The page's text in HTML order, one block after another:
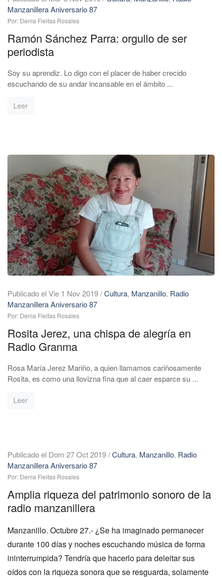
Manzanillera Aniversario 87
Por: Denia Fleitas Rosales
Ramón Sánchez Parra: orgullo de ser
periodista
Soy su aprendiz. Lo digo con el placer de haber crecido
escuchando de su andar incansable en el ámbito ...
Leer
Publicado el Vie 1 Nov 2019/Cultura, Manzanillo, Radio
Manzanillera Aniversario 87
Por: Denia Fleitas Rosales
Rosita Jerez, una chispa de alegría en
Radio Granma
Rosa María Jerez Mariño, a quien llamamos cariñosamente
Rosita, es como una llovizna fina que al caer esparce su ...
Leer
Publicado el Dom 27 Oct 2019/Cultura, Manzanillo, Radio
Manzanillera Aniversario 87
Por: Denia Fleitas Rosales
Amplia riqueza del patrimonio sonoro de la
radio manzanillera
Manzanillo. Octubre 27.- ¿Se ha imaginado permanecer
durante 100 días y noches escuchando música de forma
ininterrumpida? Tendría que hacerlo para deleitar sus
oídos con la riqueza sonora que se resguarda, solamente